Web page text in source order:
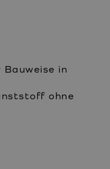
in
ohne